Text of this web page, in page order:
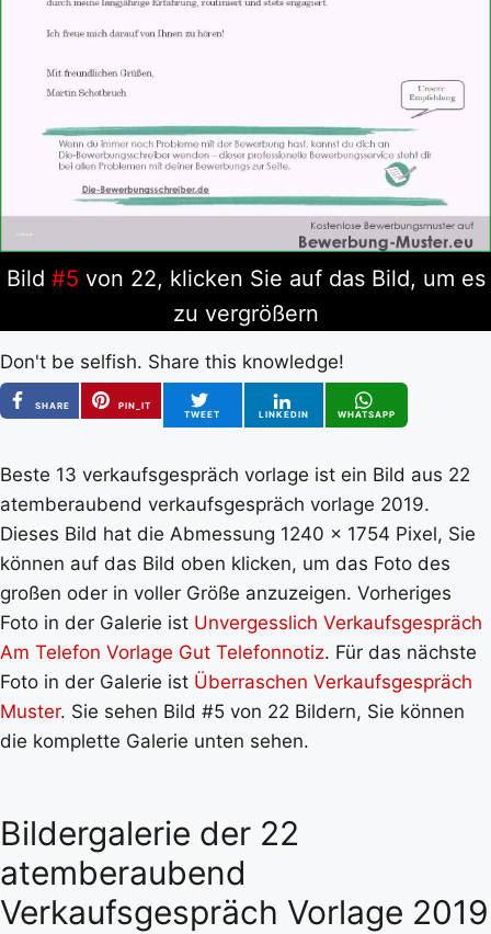
Bild #5 von 22, klicken Sie auf das Bild, um es
zu vergrößern
Don't be selfish. Share this knowledge!
SHARE
PIN_IT
TWEET
LINKEDIN WHATSAPP
Beste 13 verkaufsgespräch vorlage ist ein Bild aus 22
atemberaubend verkaufsgespräch vorlage 2019.
Dieses Bild hat die Abmessung 1240 x 1754 Pixel, Sie
können auf das Bild oben klicken, um das Foto des
großen oder in voller Größe anzuzeigen. Vorheriges
Foto in der Galerie ist Unvergesslich Verkaufsgespräch
Am Telefon Vorlage Gut Telefonnotiz. Für das nächste
Foto in der Galerie ist Überraschen Verkaufsgespräch
Muster. Sie sehen Bild #5 von 22 Bildern, Sie können
die komplette Galerie unten sehen.
Bildergalerie der 22
atemberaubend
Verkaufsgespräch Vorlage 2019